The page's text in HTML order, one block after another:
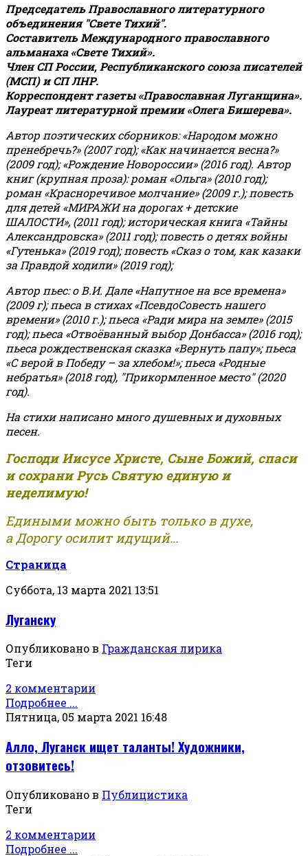
Председатель Православного литературного
объединения "Свете Тихий".
Составитель Международного православного
альманаха «Свете Тихий».
Член СП России, Республиканского союза писателей
(МСП) и СП ЛНР.
Корреспондент газеты «Православная Луганщина».
Лауреат литературной премии «Олега Бишерева».
Автор поэтических сборников: «Народом можно
пренебречь?» (2007 год); «Как начинается весна?»
(2009 год); «Рождение Новороссии» (2016 год). Автор
книг (крупная проза): роман «Ольга» (2010 год);
роман «Красноречивое молчание» (2009 г.); повесть
для детей «МИРАЖИ на дорогах + детские
ШАЛОСТИ», (2011 год); историческая книга «Тайны
Александровска» (2011 год); повесть о детях войны
«Гутенька» (2019 год); повесть «Сказ о том, как казаки
за Правдой ходили» (2019 год);
Автор пьес: о В.И. Дале «Напутное на все времена»
(2009 г); пьеса в стихах «ПсевдоСовесть нашего
времени» (2010 г.); пьеса «Ради мира на земле» (2015
год); пьеса «Отвоёванный выбор Донбасса» (2016 год);
пьеса рождественская сказка «Вернуть папу»; пьеса
«С верой в Победу – за хлебом!»;пьеса «Родные
небратья» (2018 год), "Прикормленное место" (2020
год).
На стихи написано много душевных и духовных
песен.
Господи Иисусе Христе, Сыне Божий, спаси
и сохрани Русь Святую единую и
неделимую!
Едиными можно быть только в духе,
а Дорогу осилит идущий...
Страница
Суббота, 13 марта 2021 13:51
Луганску
Опубликовано в Гражданская лирика
Теги
2 комментарии
Подробнее ...
Пятница, 05 марта 2021 16:48
Алло, Луганск ищет таланты! Художники,
отзовитесь!
Опубликовано в Публицистика
Теги
2 комментарии
Подробнее ...